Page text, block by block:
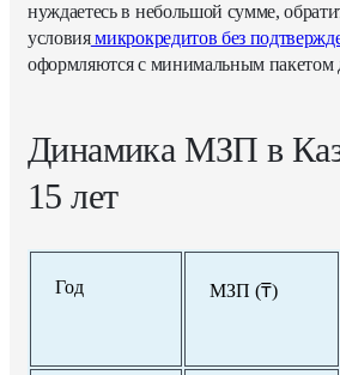
нуждаетесь в небольшой сумме,
условиямикрокредитов без
оформляются с минимальным пакетом
Динамика МЗП в
15 лет
Год МЗП (₸)